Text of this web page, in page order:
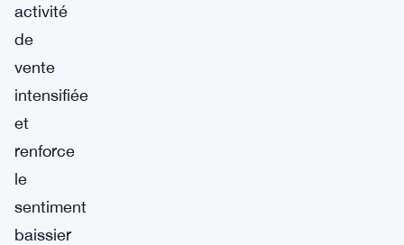
activité
de
vente
intensifiée
et
renforce
le
sentiment
baissier